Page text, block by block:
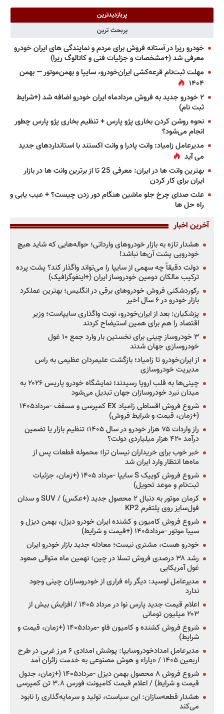
پربازدیدترین
پربحث ترین
خودرو ریرا در آستانه فروش برای مردم و نمایندگی های ایران خودرو
معرفی شد (+مشخصات و جزئیات فنی و کاتالوگ ریرا)
مهلت ثبت‌نام قرعه‌کشی ایران‌خودرو، سایپا و بهمن‌موتور — بهمن
۱۴۰۴
۲ خودرو جدید به فروش مردادماه ایران خودرو اضافه شد (+شرایط
ثبت نام)
نحوه روشن کردن بخاری پژو پارس + تنظیم بخاری پژو پارس چطور
انجام می‌شود؟
مدیرعامل زامیاد: وانت پادرا و وانت اکستند با استانداردهای جدید
می آید
بهترین وانت ها در ایران: معرفی 25 تا از برترین وانت ها در بازار
ایران برای کار کردن
علت صدای چرخ جلو ماشین هنگام دور زدن چیست؟ + عیب یابی و
راه حل ها
آخرین اخبار
هشدار تازه به بازار خودروهای وارداتی؛ حواله‌هایی که شاید هیچ
خودرویی پشت آن‌ها نباشد!
دولت دقیقاً چه سهمی از سایپا را می‌تواند واگذار کند؟ پشت پرده
ترکیب مالکان دومین خودروساز ایران (+اینفوگرافیک)
رکوردشکنی فروش خودروهای برقی در انگلیس؛ بهترین عملکرد
بازار خودرو در ۶ سال اخیر
پزشکیان: بعد از ایران‌خودرو، نوبت واگذاری سایپاست؛ وزیر
اقتصاد را هم برای همین استیضاح کردند
۳ خودروساز چینی برای نخستین بار وارد جمع ۱۰ غول
خودروسازی جهان شدند
از ایران‌خودرو تا زامیاد؛ بازگشت علیمردان عظیمی به راس
مدیریت خودروسازی
چینی‌ها به قلب اروپا رسیدند؛ نمایشگاه خودرو پاریس ۲۰۲۶ به
میدان نبرد خودروسازان جهان تبدیل می‌شود
شروع فروش اقساطی زامیاد EX کمپرسی و مسقف -مرداد۱۴۰۵
(+زمان، قیمت و شرایط فروش)
راز واردات ۷۵ هزار خودرو در سال ۱۴۰۵؛ تنظیم بازار یا تضمین
درآمد ۴۲۰ هزار میلیاردی دولت؟
خبر خوب برای خریداران نیسان ترا؛ محموله قطعات پس از
ماه‌ها انتظار وارد ایران شد
شروع فروش کوییک S سایپا -مرداد ۱۴۰۵ (+زمان، جزئیات
ثبت‌نام و موعد تحویل)
کرمان موتور به دنبال ۲ محصول جدید (+عکس) / SUV و سدان
فول‌سایز روی پلتفرم KP2
شروع فروش کامیون و کشنده ایران خودرو دیزل، بهمن دیزل و
سیبا موتور -مرداد۱۴۰۵ (+قیمت و شرایط)
خودرو هست، مشتری نیست؛ معادله جدید بازار خودرو ایران
رشد ۳۸ درصدی فروش تسلا در چین؛ نهمین ماه متوالی صعود
غول آمریکایی
مدیرعامل لوسید: دیگر راه فراری از خودروسازان چینی وجود
ندارد
اعلام قیمت جدید پارس نوا در مرداد ۱۴۰۵ / افزایش بیش از
۲۰۳ میلیون تومانی
شروع فروش کشنده و کامیون فاو -مرداد۱۴۰۵ (+زمان، قیمت و
شرایط)
مدیرعامل امدادخودروسایپا: پوشش امدادی ۶ مرز غربی در طرح
اربعین ۱۴۰۵ / «یارا» و هوش مصنوعی به خدمت زائران آمد
شروع فروش ۸ محصول بهمن دیزل -مرداد۱۴۰۵ (+زمان، جدول
قیمت و شرایط) / اعلام قیمت کامیونت فورس ۳.۸ تن کمپرسی
هشدار قطعه‌سازان: این سیاست، تولید و سرمایه‌گذاری را نابود
می‌کند